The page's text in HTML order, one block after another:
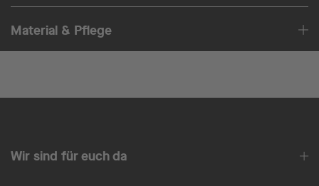
Material & Pflege
Wir sind für euch da